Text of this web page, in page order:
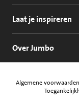
Laat je inspireren
Over Jumbo
Algemene voorwaarden